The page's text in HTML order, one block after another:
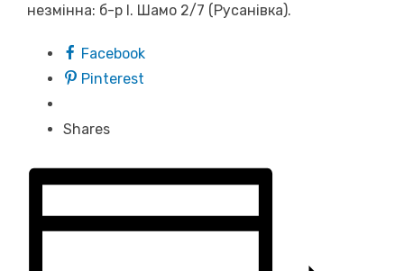
незмінна: б-р І. Шамо 2/7 (Русанівка).
Facebook
Pinterest
Shares